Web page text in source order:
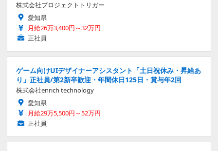
株式会社プロジェクトトリガー
愛知県
月給26万3,400円～32万円
正社員
ゲーム向けUIデザイナーアシスタント「土日祝休み・昇給あ
り」正社員/第2新卒歓迎・年間休日125日・賞与年2回
株式会社enrich technology
愛知県
月給29万5,500円～52万円
正社員